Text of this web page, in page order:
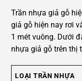
Trần nhựa giả gỗ
giả gỗ hiện nay rơi
1 mét vuông. Dưới
nhựa giả gỗ trên thị
LOẠI TRẦN NHỰA